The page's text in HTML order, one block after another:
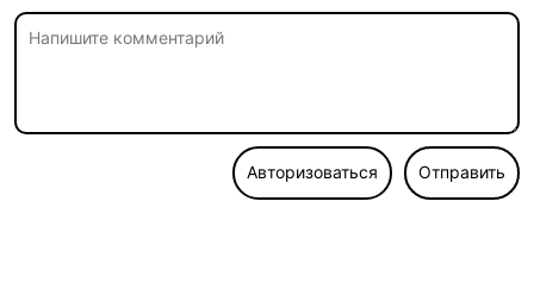
Авторизоваться Отправить